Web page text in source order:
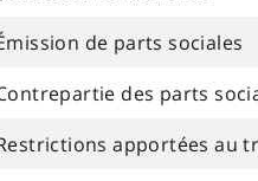
de parts sociales
des parts
apportées au